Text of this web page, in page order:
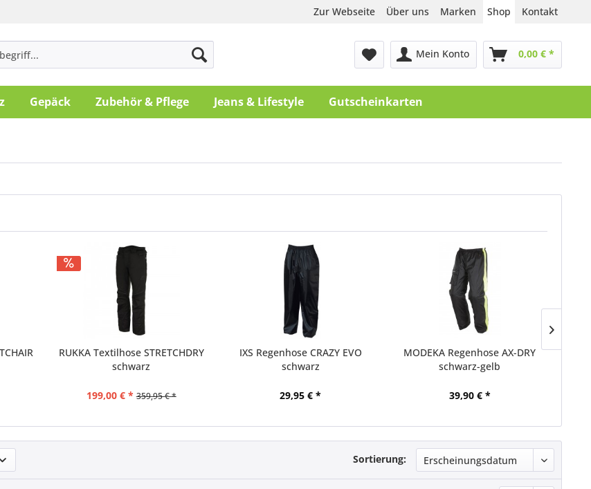
Zur Webseite Über uns Marken Shop Kontakt
Mein Konto 0,00 € *
Gepäck Zubehör & Pflege Jeans & Lifestyle Gutscheinkarten
RUKKA Textilhose STRETCHDRY
schwarz
199,00 € * 359,95 € *
IXS Regenhose CRAZY EVO
schwarz
29,95 € *
MODEKA Regenhose AX-DRY
schwarz-gelb
39,90 € *
Sortierung: